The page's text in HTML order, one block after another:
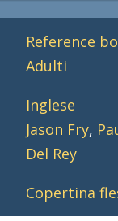
Reference
Adulti
Inglese
Jason Fry,
Del Rey
Copertina